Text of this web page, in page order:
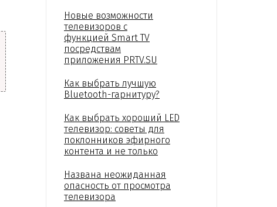
Новые возможности
телевизоров с
функцией Smart TV
посредствам
приложения PRTV.SU
Как выбрать лучшую
Bluetooth-гарнитуру?
Как выбрать хороший LED
телевизор: советы для
поклонников эфирного
контента и не только
Названа неожиданная
опасность от просмотра
телевизора